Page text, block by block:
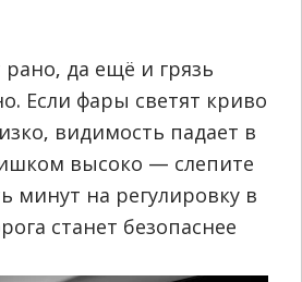
да ещё и грязь
Если фары светят криво
видимость падает в
высоко — слепите
минут на регулировку в
станет безопаснее